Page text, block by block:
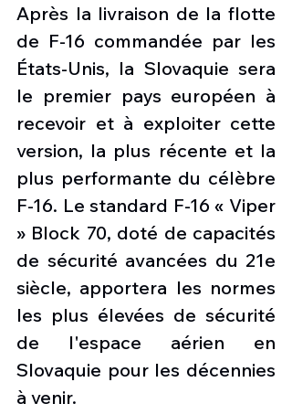
Après la livraison de la flotte
de F-16 commandée par les
États-Unis, la Slovaquie sera
le premier pays européen à
recevoir et à exploiter cette
version, la plus récente et la
plus performante du célèbre
F-16. Le standard F-16 « Viper
» Block 70, doté de capacités
de sécurité avancées du 21e
siècle, apportera les normes
les plus élevées de sécurité
de l'espace aérien en
Slovaquie pour les décennies
à venir.